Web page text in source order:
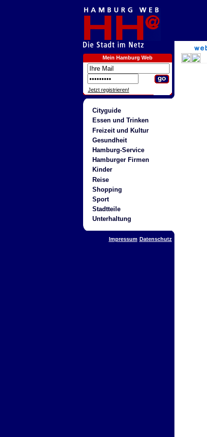
Mein Hamburg Web
Jetzt registrieren!
Cityguide
Essen und Trinken
Freizeit und Kultur
Gesundheit
Hamburg-Service
Hamburger Firmen
Kinder
Reise
Shopping
Sport
Stadtteile
Unterhaltung
Impressum Datenschutz